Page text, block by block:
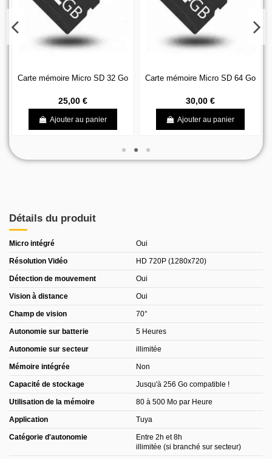
Carte mémoire Micro SD 32 Go
25,00 €
Ajouter au panier
Carte mémoire Micro SD 64 Go
30,00 €
Ajouter au panier
Détails du produit
Micro intégré Oui
Résolution Vidéo HD 720P (1280x720)
Détection de mouvement Oui
Vision à distance Oui
Champ de vision 70°
Autonomie sur batterie 5 Heures
Autonomie sur secteur illimitée
Mémoire intégrée Non
Capacité de stockage Jusqu'à 256 Go compatible !
Utilisation de la mémoire 80 à 500 Mo par Heure
Application Tuya
Catégorie d'autonomie
Entre 2h et 8h
illimitée (si branché sur secteur)